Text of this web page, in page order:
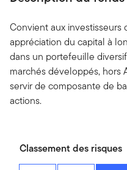
Convient aux
appréciation du capital à
dans un portefeuille
marchés développés, hors
servir de composante de
actions.
Classement des risques